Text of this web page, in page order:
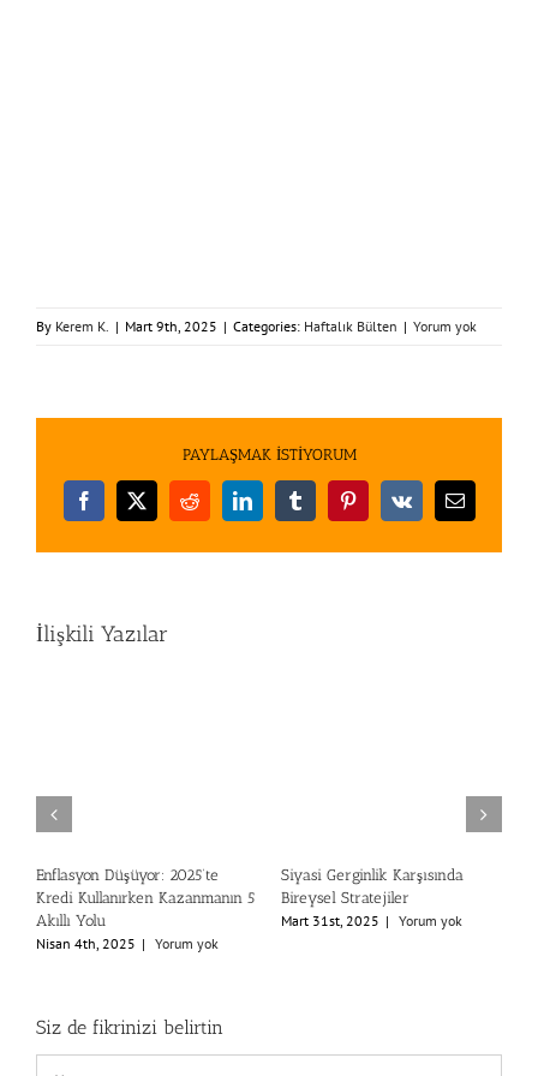
By Kerem K. | Mart 9th, 2025 | Categories: Haftalık Bülten | Yorum yok
PAYLAŞMAK İSTİYORUM
Facebook
X RedditLinkedInTumblrPinterest
Vk
E-
posta
İlişkili Yazılar
Enflasyon Düşüyor: 2025’te
Kredi Kullanırken Kazanmanın 5
Akıllı Yolu
Nisan 4th, 2025 | Yorum yok
Siyasi Gerginlik Karşısında
Bireysel Stratejiler
Mart 31st, 2025 | Yorum yok
Siz de fikrinizi belirtin